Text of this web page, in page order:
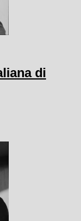
di